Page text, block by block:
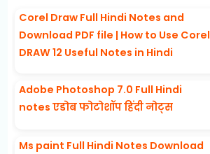
Corel Draw Full Hindi Notes and
Download PDF file | How to Use Corel
DRAW 12 Useful Notes in Hindi
Adobe Photoshop 7.0 Full Hindi
notes एडोब फोटोशॉप हिंदी नोट्स
Ms paint Full Hindi Notes Download